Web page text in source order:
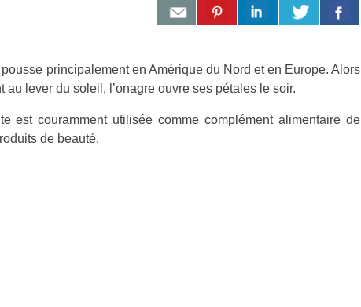
principalement en Amérique du Nord et en Europe. Alors
au lever du soleil, l’onagre ouvre ses pétales le soir.
est couramment utilisée comme complément alimentaire de
de beauté.